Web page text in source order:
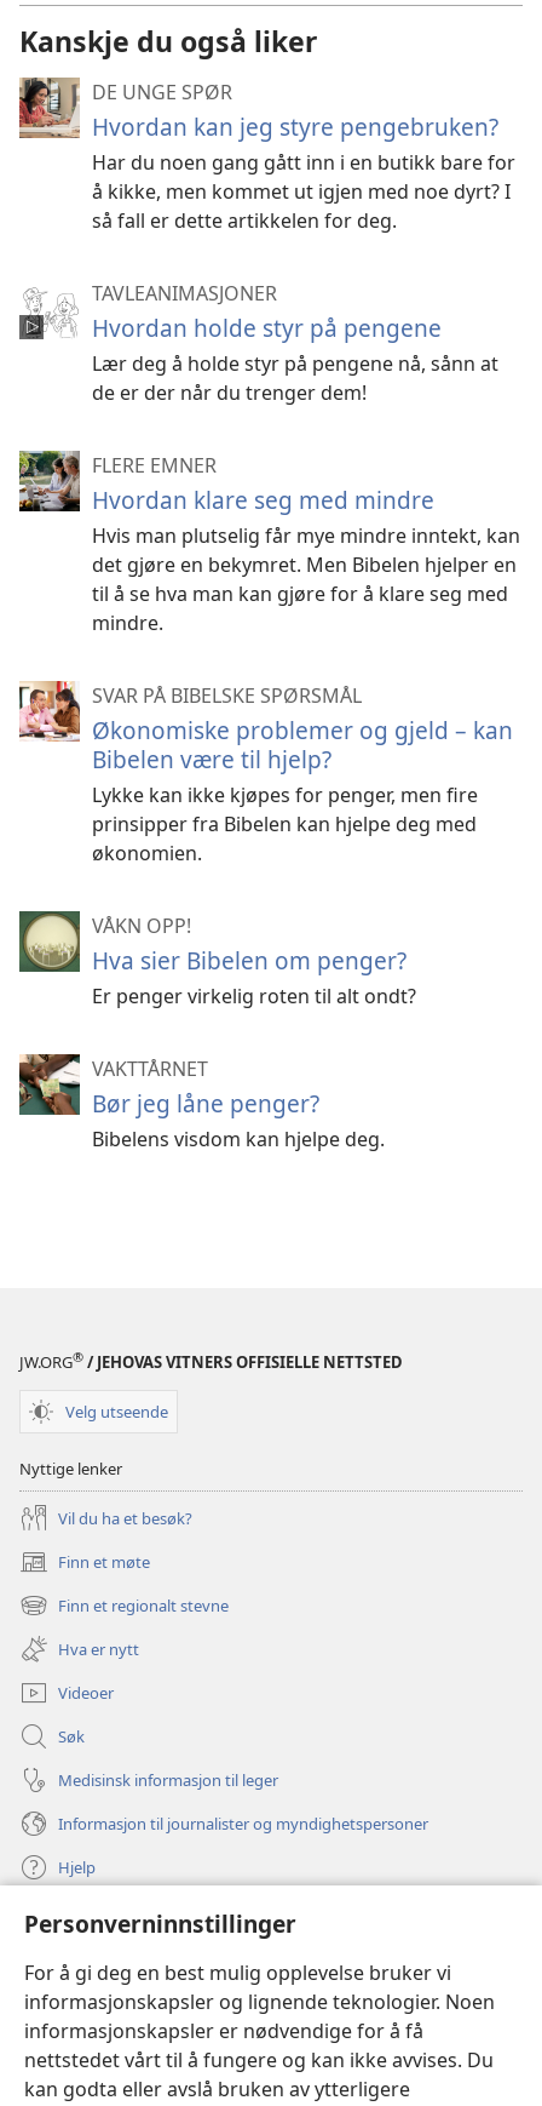
Personverninnstillinger
For å gi deg en best mulig opplevelse bruker vi
informasjonskapsler og lignende teknologier. Noen
informasjonskapsler er nødvendige for å få
nettstedet vårt til å fungere og kan ikke avvises. Du
kan godta eller avslå bruken av ytterligere
Kanskje du også liker
DE UNGE SPØR
Hvordan kan jeg styre pengebruken?
Har du noen gang gått inn i en butikk bare for
å kikke, men kommet ut igjen med noe dyrt? I
så fall er dette artikkelen for deg.
TAVLEANIMASJONER
Hvordan holde styr på pengene
Lær deg å holde styr på pengene nå, sånn at
de er der når du trenger dem!
FLERE EMNER
Hvordan klare seg med mindre
Hvis man plutselig får mye mindre inntekt, kan
det gjøre en bekymret. Men Bibelen hjelper en
til å se hva man kan gjøre for å klare seg med
mindre.
SVAR PÅ BIBELSKE SPØRSMÅL
Økonomiske problemer og gjeld – kan
Bibelen være til hjelp?
Lykke kan ikke kjøpes for penger, men fire
prinsipper fra Bibelen kan hjelpe deg med
økonomien.
VÅKN OPP!
Hva sier Bibelen om penger?
Er penger virkelig roten til alt ondt?
VAKTTÅRNET
Bør jeg låne penger?
Bibelens visdom kan hjelpe deg.
JW.ORG® / JEHOVAS VITNERS OFFISIELLE NETTSTED
Velg utseende
Nyttige lenker
Vil du ha et besøk?
Finn et møte
(åpner
nytt
vindu)
Finn et regionalt stevne
(åpner
nytt
vindu)
Hva er nytt
Videoer
Søk
Medisinsk informasjon til leger
Informasjon til journalister og myndighetspersoner
Hjelp
Bidrag
(åpner
nytt
vindu)Watchtower ONLINE LIBRARY™
(åpner
nytt
vindu) JW Hub ®
(åpner
nytt
®